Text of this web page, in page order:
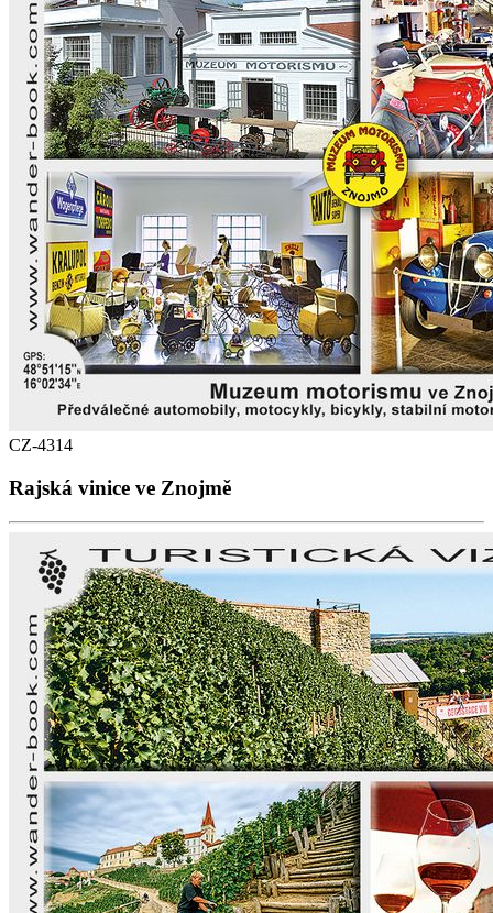
CZ-4314
Rajská vinice ve Znojmě